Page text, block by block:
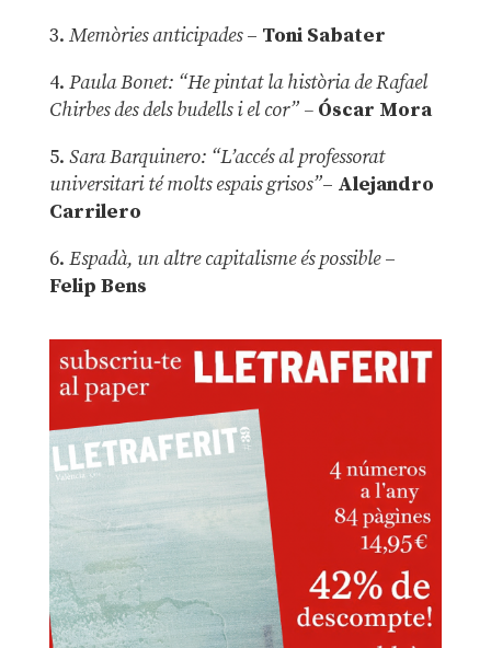
3. Memòries anticipades– Toni Sabater
4. Paula Bonet: “He pintat la història de Rafael
Chirbes des dels budells i el cor” –Óscar Mora
5. Sara Barquinero: “L’accés al professorat
universitari té molts espais grisos”– Alejandro
Carrilero
6. Espadà, un altre capitalisme és possible –
Felip Bens